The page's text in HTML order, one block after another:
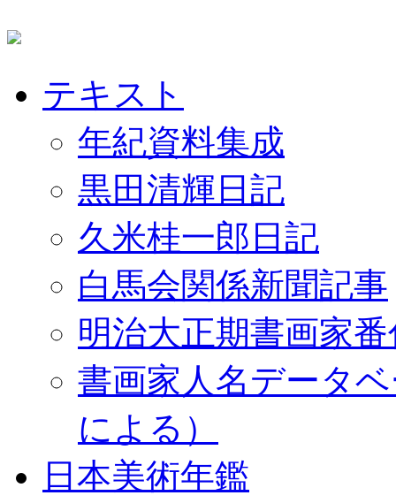
テキスト
年紀資料集成
黒田清輝日記
久米桂一郎日記
白馬会関係新聞記事
明治大正期書画家
書画家人名データ
による）
日本美術年鑑